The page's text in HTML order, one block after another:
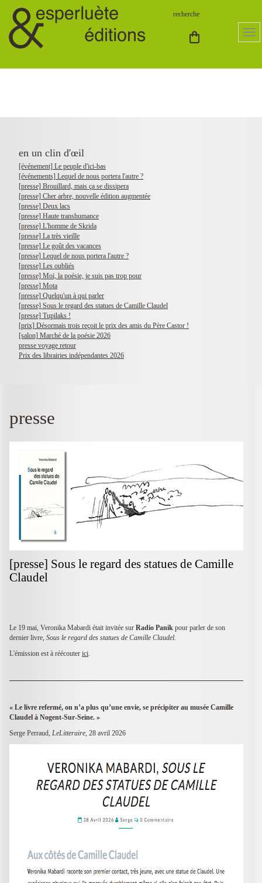
en un clin d'œil
[événement] Le peuple d'ici-bas
[événements] Lequel de nous portera l'autre ?
[presse] Brouillard, mais ça se dissipera
[presse] Cher arbre, nouvelle édition augmentée
[presse] Deux lacs
[presse] Haute transhumance
[presse] L'homme de Skrida
[presse] La très vieille
[presse] Le goût des vacances
[presse] Lequel de nous portera l'autre ?
[presse] Les oubliés
[presse] Moi, la poésie, je suis pas trop pour
[presse] Mota
[presse] Quelqu'un à qui parler
[presse] Sous le regard des statues de Camille Claudel
[presse] Tupilaks !
[prix] Désormais trois reçoit le prix des amis du Père Castor !
[salon] Marché de la poésie 2026
presse voyage retour
Prix des librairies indépendantes 2026
presse
[presse] Sous le regard des statues de Camille
Claudel
Le 19 mai, Veronika Mabardi était invitée sur Radio Panik pour parler de son
dernier livre, Sous le regard des statues de Camille Claudel.
L'émission est à réécouter ici
« Le livre refermé, on n’a plus qu’une envie, se précipiter au musée Camille
Claudel à Nogent-Sur-Seine. »
Serge Perraud, LeLitteraire , 28 avril 2026